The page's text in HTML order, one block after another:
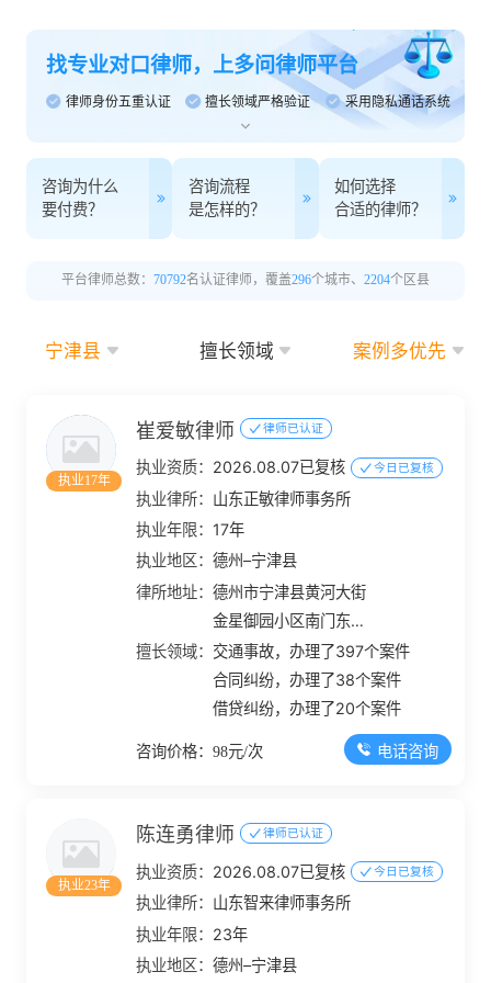
找专业对口律师，上多问律师平台
律师身份五重认证 擅长领域严格验证 采用隐私通话系统
咨询为什么
要付费？
咨询流程
是怎样的？
如何选择
合适的律师？
平台律师总数： 70792名认证律师，覆盖296个城市、 2204个区县
宁津县 擅长领域 案例多优先
执业17年
崔爱敏律师 律师已认证
执业资质： 2026.08.07已复核 今日已复核
执业律所： 山东正敏律师事务所
执业年限： 17年
执业地区：德州–宁津县
律所地址：德州市宁津县黄河大街
金星御园小区南门东侧
60米
擅长领域： 交通事故，办理了397个案件
合同纠纷，办理了38个案件
借贷纠纷，办理了20个案件
咨询价格：98元/次 电话咨询
执业23年
陈连勇律师 律师已认证
执业资质： 2026.08.07已复核 今日已复核
执业律所： 山东智来律师事务所
执业年限： 23年
执业地区：德州–宁津县